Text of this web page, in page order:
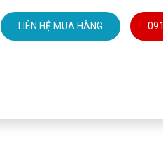
LIÊN HỆ MUA HÀNG